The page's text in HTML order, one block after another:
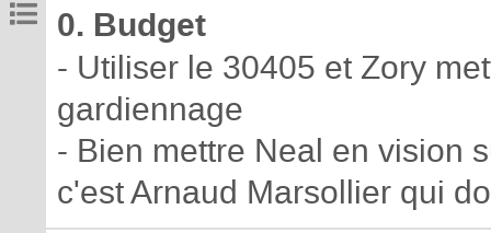
0. Budget
- Utiliser le 30405 et Zory
gardiennage
- Bien mettre Neal en vision
c'est Arnaud Marsollier qui